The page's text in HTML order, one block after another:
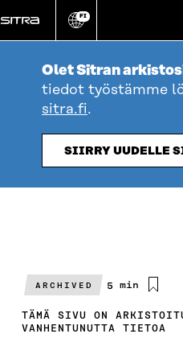
suoraan
sisältöön
Vaihda
kieli
FI
Olet Sitran
tiedot työstämme
sitra.fi.
SIIRRY UUDELLE
ARCHIVED
Arvioitu
5 min
TÄMÄ SIVU ON
VANHENTUNUTTA TIETOA